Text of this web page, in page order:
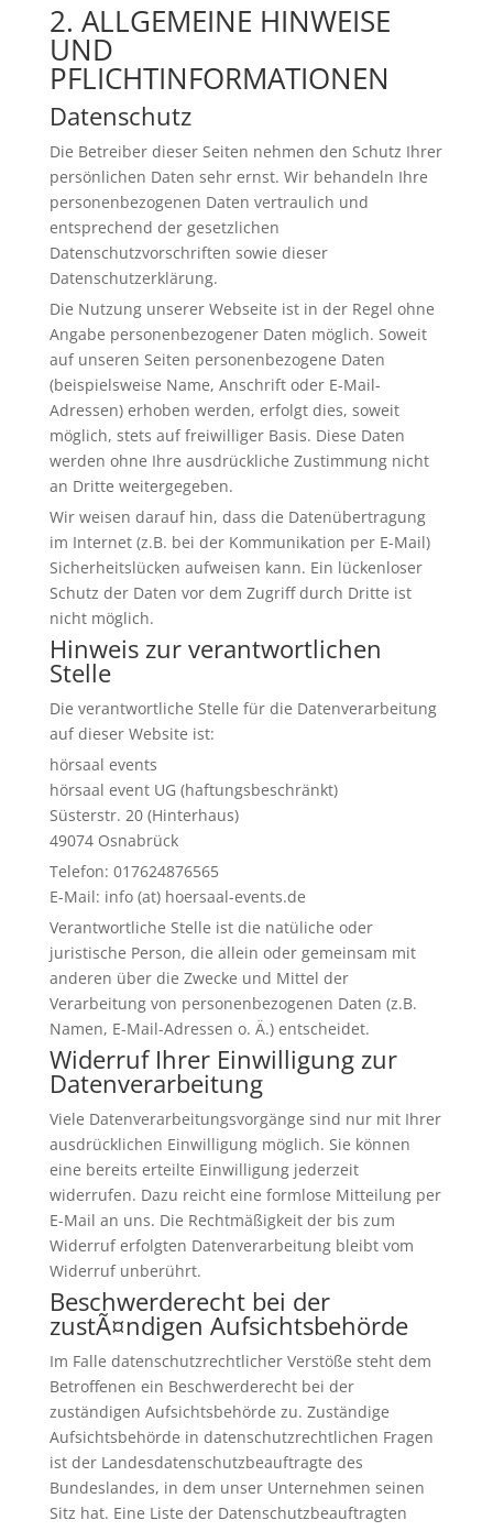
2. ALLGEMEINE HINWEISE
UND
PFLICHTINFORMATIONEN
Datenschutz
Die Betreiber dieser Seiten nehmen den Schutz Ihrer
persönlichen Daten sehr ernst. Wir behandeln Ihre
personenbezogenen Daten vertraulich und
entsprechend der gesetzlichen
Datenschutzvorschriften sowie dieser
Datenschutzerklärung.
Die Nutzung unserer Webseite ist in der Regel ohne
Angabe personenbezogener Daten möglich. Soweit
auf unseren Seiten personenbezogene Daten
(beispielsweise Name, Anschrift oder E-Mail-
Adressen) erhoben werden, erfolgt dies, soweit
möglich, stets auf freiwilliger Basis. Diese Daten
werden ohne Ihre ausdrückliche Zustimmung nicht
an Dritte weitergegeben.
Wir weisen darauf hin, dass die Datenübertragung
im Internet (z.B. bei der Kommunikation per E-Mail)
Sicherheitslücken aufweisen kann. Ein lückenloser
Schutz der Daten vor dem Zugriff durch Dritte ist
nicht möglich.
Hinweis zur verantwortlichen
Stelle
Die verantwortliche Stelle für die Datenverarbeitung
auf dieser Website ist:
hörsaal events
hörsaal event UG (haftungsbeschränkt)
Süsterstr. 20 (Hinterhaus)
49074 Osnabrück
Telefon: 017624876565
E-Mail: info (at) hoersaal-events.de
Verantwortliche Stelle ist die natüliche oder
juristische Person, die allein oder gemeinsam mit
anderen über die Zwecke und Mittel der
Verarbeitung von personenbezogenen Daten (z.B.
Namen, E-Mail-Adressen o. Ä.) entscheidet.
Widerruf Ihrer Einwilligung zur
Datenverarbeitung
Viele Datenverarbeitungsvorgänge sind nur mit Ihrer
ausdrücklichen Einwilligung möglich. Sie können
eine bereits erteilte Einwilligung jederzeit
widerrufen. Dazu reicht eine formlose Mitteilung per
E-Mail an uns. Die Rechtmäßigkeit der bis zum
Widerruf erfolgten Datenverarbeitung bleibt vom
Widerruf unberührt.
Beschwerderecht bei der
zustÃ¤ndigen Aufsichtsbehörde
Im Falle datenschutzrechtlicher Verstöße steht dem
Betroffenen ein Beschwerderecht bei der
zuständigen Aufsichtsbehörde zu. Zuständige
Aufsichtsbehörde in datenschutzrechtlichen Fragen
ist der Landesdatenschutzbeauftragte des
Bundeslandes, in dem unser Unternehmen seinen
Sitz hat. Eine Liste der Datenschutzbeauftragten